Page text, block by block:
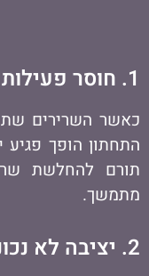
1. חוסר פעילות גופנית
כאשר השרירים
התחתון הופך פגיע
תורם להחלשת
מתמשך.
2. יציבה לא נכונה